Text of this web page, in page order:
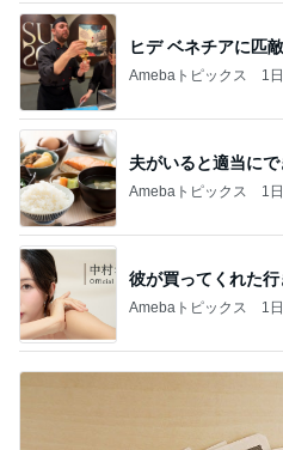
ヒデ ベネチアに匹
Amebaトピックス 1
夫がいると適当に
Amebaトピックス 1
彼が買ってくれた
Amebaトピックス 1